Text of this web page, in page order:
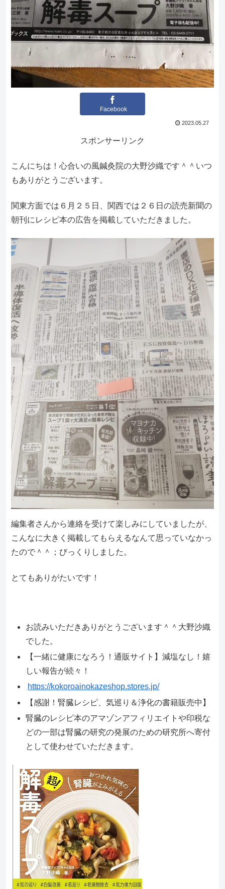
Facebook
2023.05.27
スポンサーリンク
こんにちは！心合いの風鍼灸院の大野沙織です＾＾いつ
もありがとうございます。
関東方面では６月２５日、関西では２６日の読売新聞の
朝刊にレシピ本の広告を掲載していただきました。
編集者さんから連絡を受けて楽しみにしていましたが、
こんなに大きく掲載してもらえるなんて思っていなかっ
たので＾＾；びっくりしました。
とてもありがたいです！
お読みいただきありがとうございます＾＾大野沙織
でした。
【一緒に健康になろう！通販サイト】減塩なし！嬉
しい報告が続々！
https://kokoroainokazeshop.stores.jp/
【感謝！腎臓レシピ、気巡り＆浄化の書籍販売中】
腎臓のレシピ本のアマゾンアフィリエイトや印税な
どの一部は腎臓の研究の発展のための研究所へ寄付
として使わせていただきます。